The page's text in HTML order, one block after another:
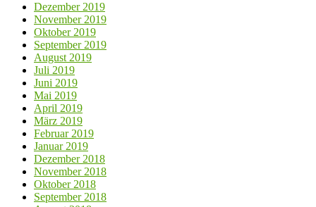
Dezember 2019
November 2019
Oktober 2019
September 2019
August 2019
Juli 2019
Juni 2019
Mai 2019
April 2019
März 2019
Februar 2019
Januar 2019
Dezember 2018
November 2018
Oktober 2018
September 2018